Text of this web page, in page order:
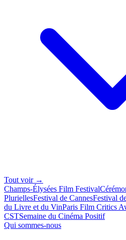
Tout voir →
Champs-Élysées Film Festival
PluriellesFestival de CannesFestival
du Livre et du VinParis Film Critics
CSTSemaine du Cinéma Positif
Qui sommes-nous